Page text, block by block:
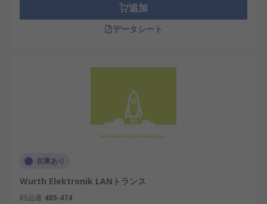
追加
データシート
在庫あり
Wurth Elektronik LANトランス
RS品番 485-474